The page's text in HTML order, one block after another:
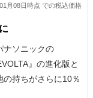
月08日時点 での税込価格
ナソニックの
』の進化版と
の持ちがさらに10％